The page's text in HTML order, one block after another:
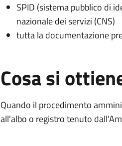
SPID (sistema pubblico di
nazionale dei servizi (CNS)
tutta la documentazione
Cosa si
Quando il procedimento
all'albo o registro tenuto